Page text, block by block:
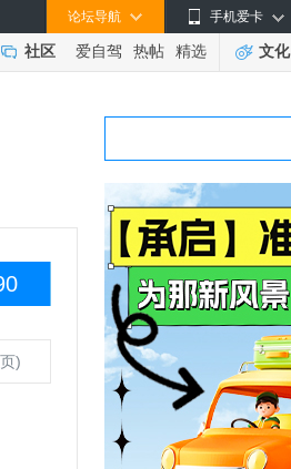
手机爱卡
论坛导航
社区 爱自驾 热帖 精选 文化
)